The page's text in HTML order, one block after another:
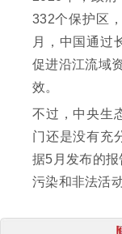
332个保护区
月，中国通过
促进沿江流域
效。
不过，中央生
门还是没有充
据5月发布的报
污染和非法活